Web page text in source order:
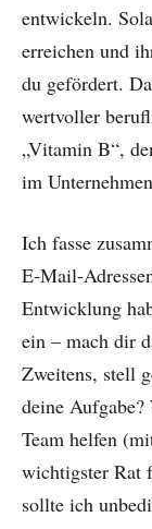
entwickeln.
erreichen und
du gefördert.
wertvoller
„Vitamin B“,
im
Ich fasse
E-Mail-
Entwicklung
ein – mach dir
Zweitens, stell
deine
Team helfen
wichtigster Rat
sollte ich